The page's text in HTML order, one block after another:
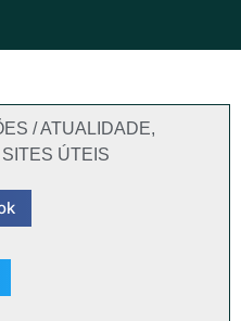
/ ATUALIDADE,
SITES ÚTEIS